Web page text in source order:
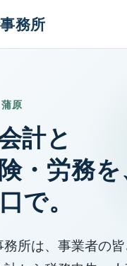
務所
原
計と
・労務を
で。
所は、事業者の